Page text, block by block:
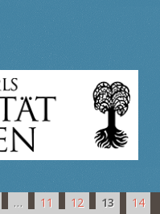
… 11 12 13 14